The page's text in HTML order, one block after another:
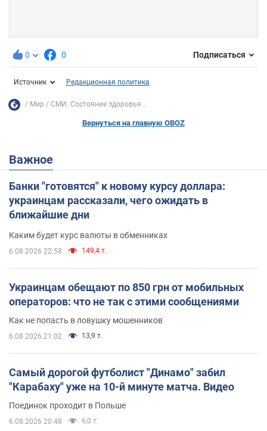
0 0 Подписаться
Источник Редакционная политика
Мир СМИ: Состояние здоровья...
Вернуться на главную OBOZ
Важное
Банки "готовятся" к новому курсу доллара:
украинцам рассказали, чего ожидать в
ближайшие дни
Каким будет курс валюты в обменниках
6.08.2026 22:58 149,4 т.
Украинцам обещают по 850 грн от мобильных
операторов: что не так с этими сообщениями
Как не попасть в ловушку мошенников
6.08.2026 21:02 13,9 т.
Самый дорогой футболист "Динамо" забил
"Карабаху" уже на 10-й минуте матча. Видео
Поединок проходит в Польше
6.08.2026 20:48 6,0 т.